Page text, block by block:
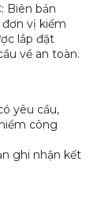
: Biên bản
vị kiểm
lắp đặt
về an toàn.
yêu cầu,
công
ghi nhận kết